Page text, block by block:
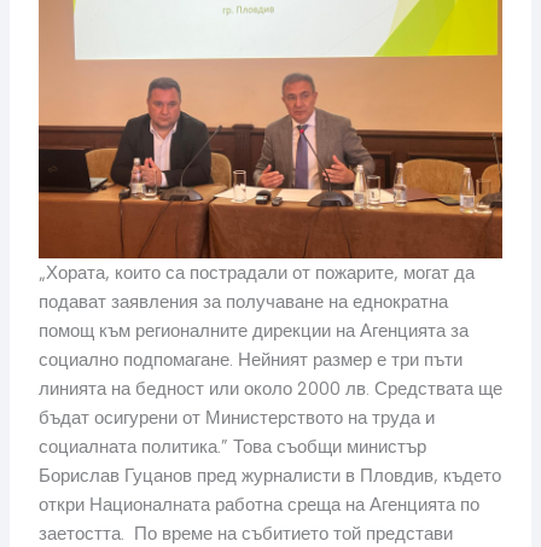
„Хората, които са пострадали от пожарите, могат да
подават заявления за получаване на еднократна
помощ към регионалните дирекции на Агенцията за
социално подпомагане. Нейният размер е три пъти
линията на бедност или около 2000 лв. Средствата ще
бъдат осигурени от Министерството на труда и
социалната политика.” Това съобщи министър
Борислав Гуцанов пред журналисти в Пловдив, където
откри Националната работна среща на Агенцията по
заетостта. По време на събитието той представи